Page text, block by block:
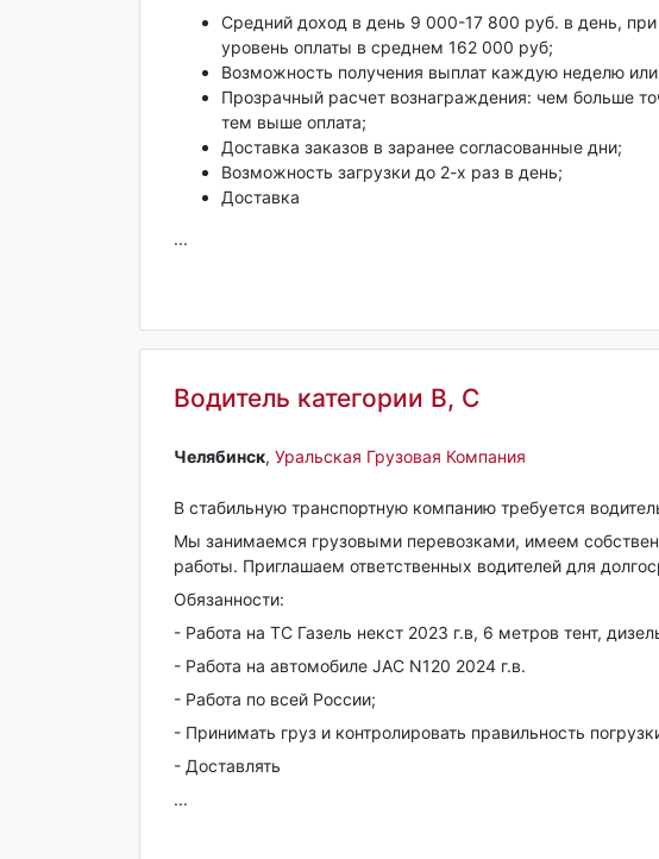
Средний доход в день 9 000-17 800 руб. в день,
уровень оплаты в среднем 162 000 руб;
Возможность получения выплат каждую неделю
Прозрачный расчет вознаграждения: чем больше
тем выше оплата;
Доставка заказов в заранее согласованные дни;
Возможность загрузки до 2-х раз в день;
Доставка
...
Водитель категории B, С
Челябинск‎, Уральская Грузовая Компания
В стабильную транспортную компанию требуется
Мы занимаемся грузовыми перевозками, имеем
работы. Приглашаем ответственных водителей для
Обязанности:
- Работа на ТС Газель некст 2023 г.в, 6 метров тент,
- Работа на автомобиле JAC N120 2024 г.в.
- Работа по всей России;
- Принимать груз и контролировать правильность
- Доставлять
...